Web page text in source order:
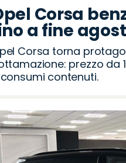
Corsa
a fine
Corsa torna
prezzo da
contenuti.